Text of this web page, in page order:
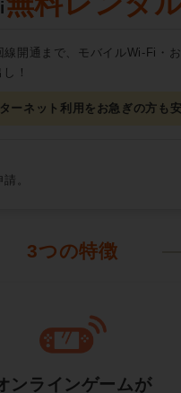
線開通まで、モバイルWi-Fi・
！
ーネット利用をお急ぎの方も
。
3つの特徴
ンラインゲームが